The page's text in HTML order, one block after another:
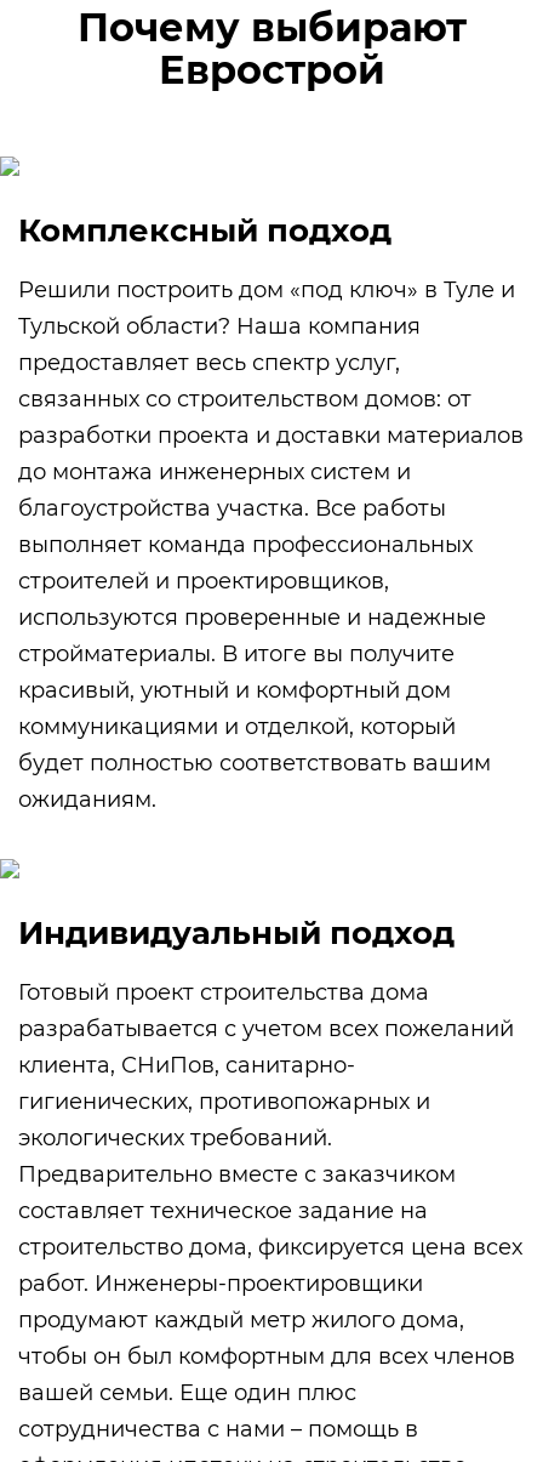
Почему выбирают
Еврострой
Комплексный подход
Решили построить дом «под ключ» в Туле и
Тульской области? Наша компания
предоставляет весь спектр услуг,
связанных со строительством домов: от
разработки проекта и доставки материалов
до монтажа инженерных систем и
благоустройства участка. Все работы
выполняет команда профессиональных
строителей и проектировщиков,
используются проверенные и надежные
стройматериалы. В итоге вы получите
красивый, уютный и комфортный дом
коммуникациями и отделкой, который
будет полностью соответствовать вашим
ожиданиям.
Индивидуальный подход
Готовый проект строительства дома
разрабатывается с учетом всех пожеланий
клиента, СНиПов, санитарно-
гигиенических, противопожарных и
экологических требований.
Предварительно вместе с заказчиком
составляет техническое задание на
строительство дома, фиксируется цена всех
работ. Инженеры-проектировщики
продумают каждый метр жилого дома,
чтобы он был комфортным для всех членов
вашей семьи. Еще один плюс
сотрудничества с нами – помощь в